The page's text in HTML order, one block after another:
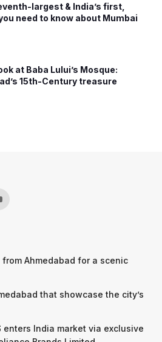
largest & India’s first,
need to know about Mumbai
at Baba Lului’s Mosque:
15th-Century treasure
Ahmedabad for a scenic
that showcase the city’s
enters India market via exclusive